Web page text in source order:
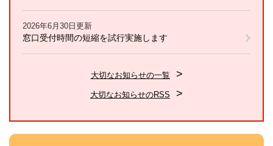
2026年6月30日更新
窓口受付時間の短縮を試行実施します
大切なお知らせの一覧
大切なお知らせのRSS